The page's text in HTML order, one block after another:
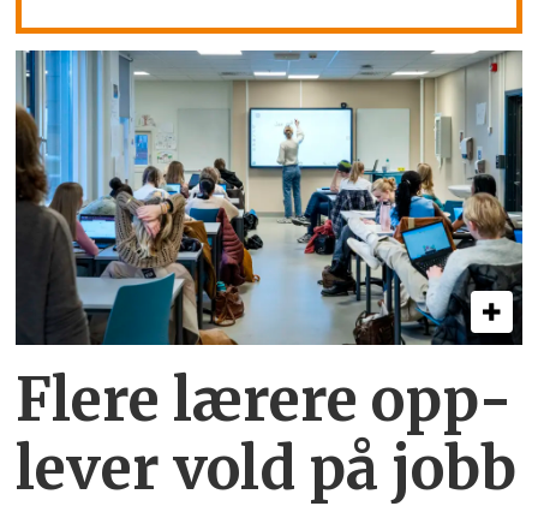
Flere lærere opp­
lever vold på jobb